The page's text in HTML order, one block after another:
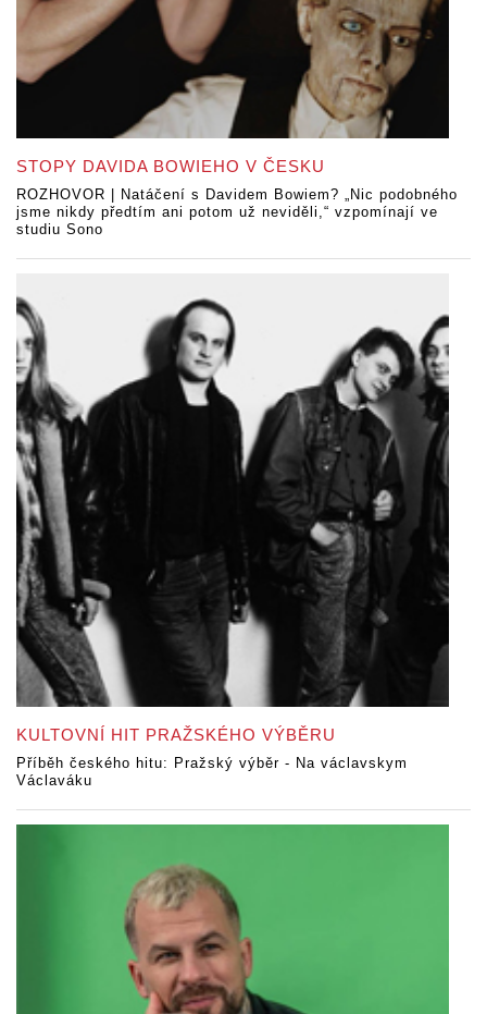
STOPY DAVIDA BOWIEHO V ČESKU
ROZHOVOR | Natáčení s Davidem Bowiem? „Nic podobného
jsme nikdy předtím ani potom už neviděli,“ vzpomínají ve
studiu Sono
KULTOVNÍ HIT PRAŽSKÉHO VÝBĚRU
Příběh českého hitu: Pražský výběr - Na václavskym
Václaváku